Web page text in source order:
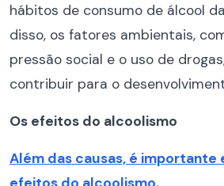
hábitos de consumo de álcool
disso, os fatores ambientais,
pressão social e o uso de
contribuir para o
Os efeitos do alcoolismo
Além das causas, é importante